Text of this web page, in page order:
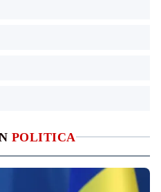
POLITICA